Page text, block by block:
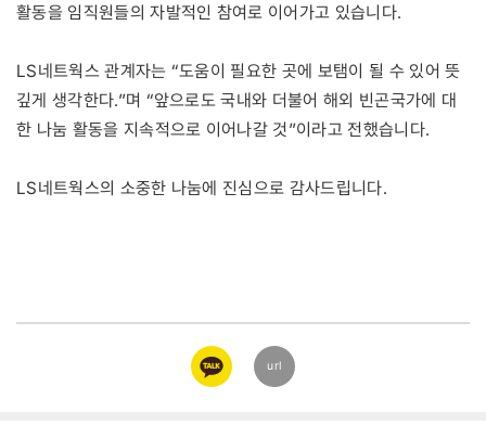
활동을 임직원들의 자발적인 참여로 이어가고 있습니다.
LS네트웍스 관계자는 “도움이 필요한 곳에 보탬이 될 수 있어 뜻
깊게 생각한다.”며 “앞으로도 국내와 더불어 해외 빈곤국가에 대
한 나눔 활동을 지속적으로 이어나갈 것”이라고 전했습니다.
LS네트웍스의 소중한 나눔에 진심으로 감사드립니다.
카카오
링크
url